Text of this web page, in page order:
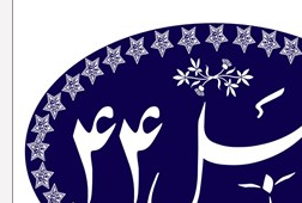
بریل در جهان